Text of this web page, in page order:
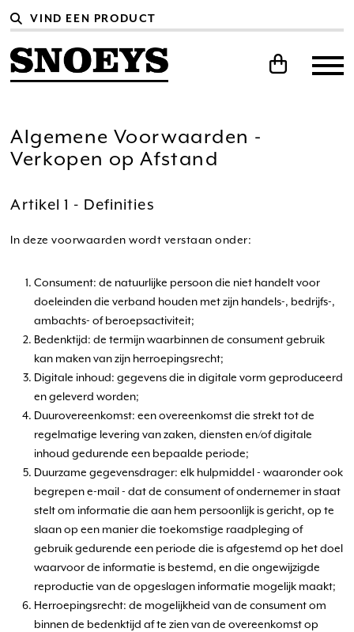
Algemene Voorwaarden -
Verkopen op Afstand
Artikel 1 - Definities
In deze voorwaarden wordt verstaan onder:
Consument: de natuurlijke persoon die niet handelt voor
doeleinden die verband houden met zijn handels-, bedrijfs-,
ambachts- of beroepsactiviteit;
Bedenktijd: de termijn waarbinnen de consument gebruik
kan maken van zijn herroepingsrecht;
Digitale inhoud: gegevens die in digitale vorm geproduceerd
en geleverd worden;
Duurovereenkomst: een overeenkomst die strekt tot de
regelmatige levering van zaken, diensten en/of digitale
inhoud gedurende een bepaalde periode;
Duurzame gegevensdrager: elk hulpmiddel - waaronder ook
begrepen e-mail - dat de consument of ondernemer in staat
stelt om informatie die aan hem persoonlijk is gericht, op te
slaan op een manier die toekomstige raadpleging of
gebruik gedurende een periode die is afgestemd op het doel
waarvoor de informatie is bestemd, en die ongewijzigde
reproductie van de opgeslagen informatie mogelijk maakt;
Herroepingsrecht: de mogelijkheid van de consument om
binnen de bedenktijd af te zien van de overeenkomst op